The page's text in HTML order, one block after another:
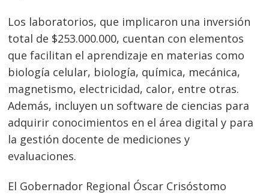
Los laboratorios, que implicaron una inversión
total de $253.000.000, cuentan con elementos
que facilitan el aprendizaje en materias como
biología celular, biología, química, mecánica,
magnetismo, electricidad, calor, entre otras.
Además, incluyen un software de ciencias para
adquirir conocimientos en el área digital y para
la gestión docente de mediciones y
evaluaciones.
El Gobernador Regional Óscar Crisóstomo